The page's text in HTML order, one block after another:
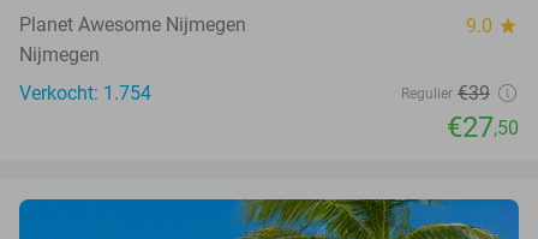
Planet Awesome Nijmegen 9.0 star
Nijmegen
Verkocht: 1.754
Regulier €39
€27,50